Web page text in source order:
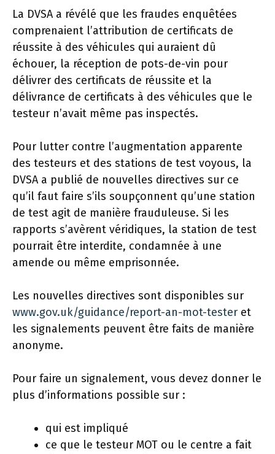
La DVSA a révélé que les fraudes enquêtées
comprenaient l’attribution de certificats de
réussite à des véhicules qui auraient dû
échouer, la réception de pots-de-vin pour
délivrer des certificats de réussite et la
délivrance de certificats à des véhicules que le
testeur n’avait même pas inspectés.
Pour lutter contre l’augmentation apparente
des testeurs et des stations de test voyous, la
DVSA a publié de nouvelles directives sur ce
qu’il faut faire s’ils soupçonnent qu’une station
de test agit de manière frauduleuse. Si les
rapports s’avèrent véridiques, la station de test
pourrait être interdite, condamnée à une
amende ou même emprisonnée.
Les nouvelles directives sont disponibles sur
www.gov.uk/guidance/report-an-mot-tester et
les signalements peuvent être faits de manière
anonyme.
Pour faire un signalement, vous devez donner le
plus d’informations possible sur :
qui est impliqué
ce que le testeur MOT ou le centre a fait